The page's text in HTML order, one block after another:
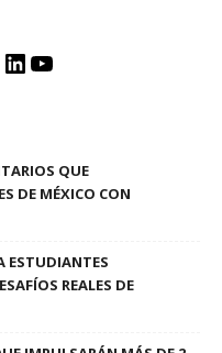
LinkedIn
YouTube
QUE
DE MÉXICO CON
ESTUDIANTES
REALES DE